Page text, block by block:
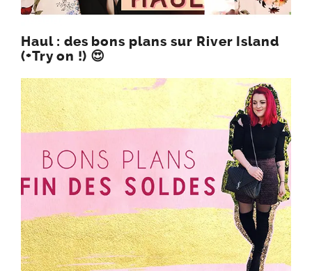
Haul : des bons plans sur River Island
(+Try on !) 😍